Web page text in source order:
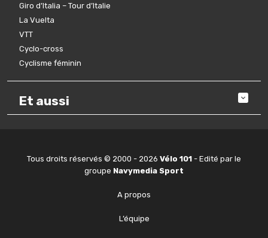
Giro d’Italia – Tour d’Italie
La Vuelta
VTT
Cyclo-cross
Cyclisme féminin
Et aussi
Tous droits réservés © 2000 - 2026 Vélo 101 - Edité par le
groupe Navymedia Sport
A propos
L’équipe